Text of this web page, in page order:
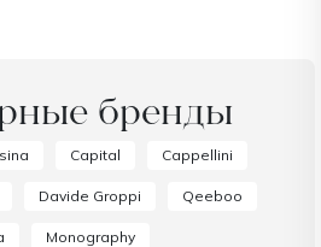
бренды
Capital Cappellini
Davide Groppi Qeeboo
Monography